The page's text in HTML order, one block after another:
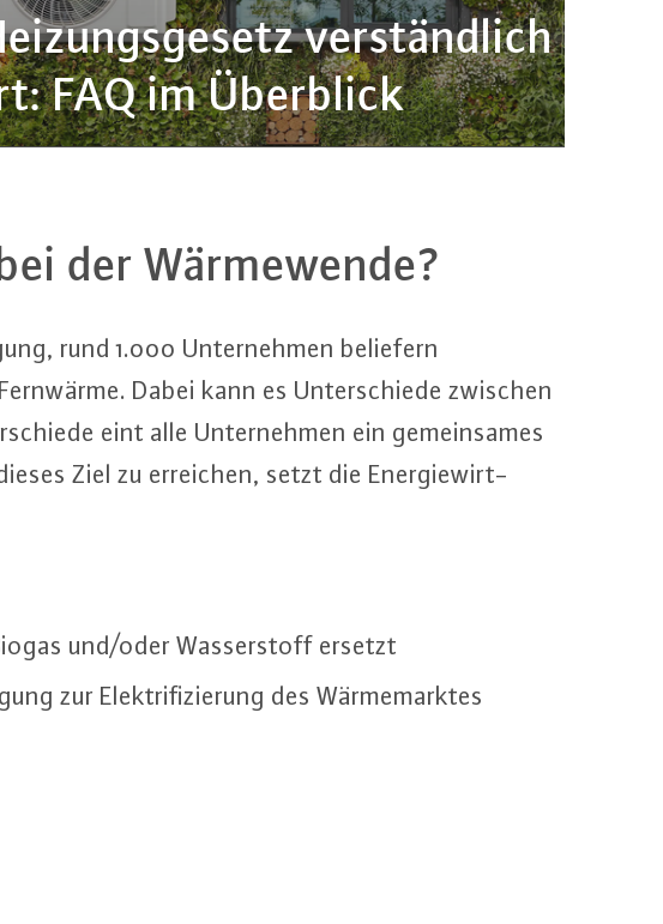
ver­ständ­lich
FAQ im Überblick
der Wär­me­wen­de?
rund 1.000 Un­ter­neh­men beliefern
Dabei kann es Un­ter­schie­de zwischen
eint alle Un­ter­neh­men ein ge­mein­sa­mes
Ziel zu erreichen, setzt die En­er­gie­wirt­
und/oder Was­ser­stoff ersetzt
zur Elek­tri­fi­zie­rung des Wär­me­mark­tes